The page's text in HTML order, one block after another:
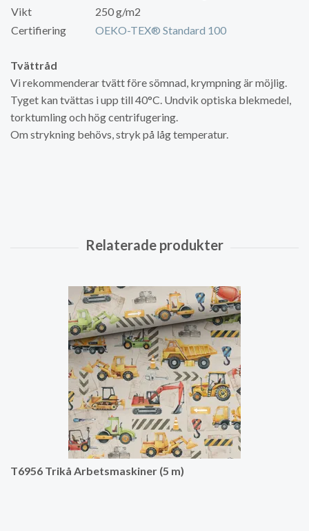
Vikt
250 g/m2
Certifiering
OEKO-TEX® Standard 100
Tvättråd
Vi rekommenderar tvätt före sömnad, krympning är möjlig.
Tyget kan tvättas i upp till 40°C. Undvik optiska blekmedel,
torktumling och hög centrifugering.
Om strykning behövs, stryk på låg temperatur.
T6956 Trikå Arbetsmaskiner (5 m)